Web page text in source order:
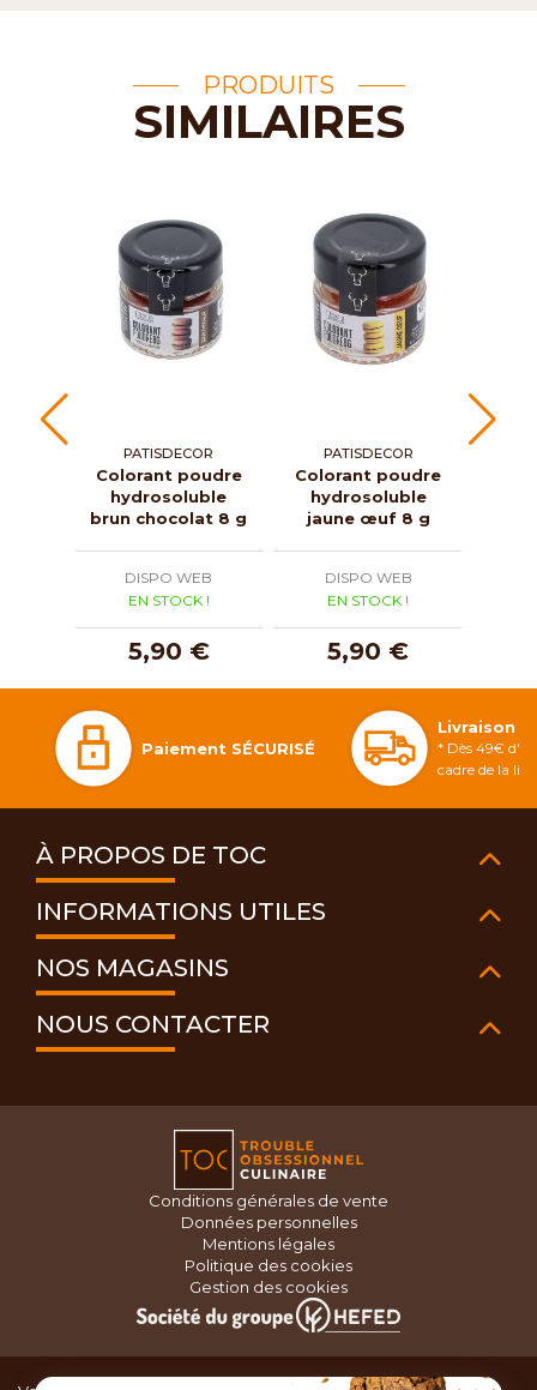
PRODUITS
SIMILAIRES
PATISDECOR
Colorant poudre
hydrosoluble
brun chocolat 8 g
DISPO WEB
EN STOCK !
5,90 €
PATISDECOR
Colorant poudre
hydrosoluble
jaune œuf 8 g
DISPO WEB
EN STOCK !
5,90 €
Paiement SÉCURISÉ
Livraison
* Dès 49€
cadre de la
À PROPOS DE TOC
INFORMATIONS UTILES
NOS MAGASINS
NOUS CONTACTER
Conditions générales de vente
Données personnelles
Mentions légales
Politique des cookies
Gestion des cookies